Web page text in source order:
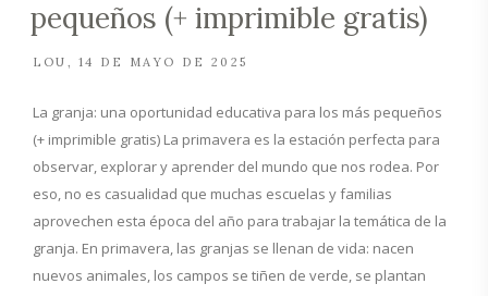
pequeños (+ imprimible gratis)
LOU 14 DE MAYO DE 2025
La granja: una oportunidad educativa para los más pequeños
(+ imprimible gratis) La primavera es la estación perfecta para
observar, explorar y aprender del mundo que nos rodea. Por
eso, no es casualidad que muchas escuelas y familias
aprovechen esta época del año para trabajar la temática de la
granja. En primavera, las granjas se llenan de vida: nacen
nuevos animales, los campos se tiñen de verde, se plantan